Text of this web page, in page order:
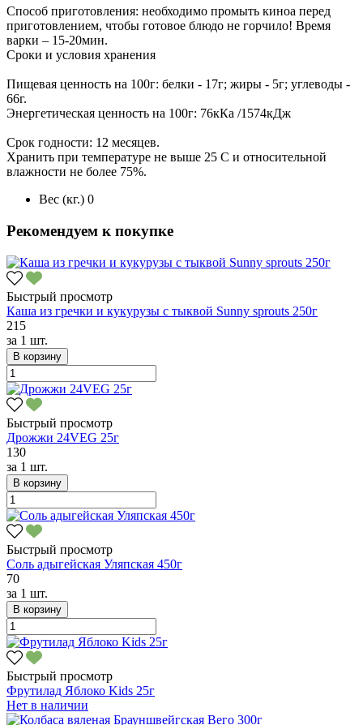
Способ приготовления: необходимо промыть киноа перед
приготовлением, чтобы готовое блюдо не горчило! Время
варки – 15-20мин.
Сроки и условия хранения
Пищевая ценность на 100г: белки - 17г; жиры - 5г; углеводы -
66г.
Энергетическая ценность на 100г: 76кКа /1574кДж
Срок годности: 12 месяцев.
Хранить при температуре не выше 25 С и относительной
влажности не более 75%.
Вес (кг.) 0
Рекомендуем к покупке
Быстрый просмотр
Каша из гречки и кукурузы с тыквой Sunny sprouts 250г
215
за 1 шт.
В корзину
Быстрый просмотр
Дрожжи 24VEG 25г
130
за 1 шт.
В корзину
Быстрый просмотр
Соль адыгейская Уляпская 450г
70
за 1 шт.
В корзину
Быстрый просмотр
Фрутилад Яблоко Kids 25г
Нет в наличии